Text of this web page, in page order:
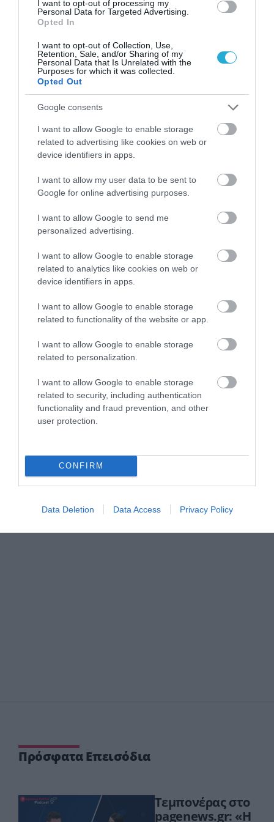
I want to opt-out of processing my
Personal Data for Targeted Advertising.
Opted In
I want to opt-out of Collection, Use,
Retention, Sale, and/or Sharing of my
Personal Data that Is Unrelated with the
Purposes for which it was collected.
Opted Out
Google consents
I want to allow Google to enable storage
related to advertising like cookies on web or
device identifiers in apps.
I want to allow my user data to be sent to
Google for online advertising purposes.
I want to allow Google to send me
personalized advertising.
I want to allow Google to enable storage
related to analytics like cookies on web or
device identifiers in apps.
I want to allow Google to enable storage
related to functionality of the website or app.
I want to allow Google to enable storage
related to personalization.
I want to allow Google to enable storage
related to security, including authentication
functionality and fraud prevention, and other
user protection.
CONFIRM
Data Deletion Data Access Privacy Policy
PODCASTS
Μπαλατσούκας pagenews.gr:«Η κυβέρνηση θυμάται τους
πυροσβέστες όταν τους λέει ήρωες–όχι όταν ζητούν
στήριξη»
Συνταγματική Αναθεώρηση και φορτώνει ευθύνες στη
Μυρτώ Κοροβέση στο pagenews.gr: «Η κοινωνία ζητά
διαφάνεια, όχι άλλα σκάνδαλα» – Τι λέει για τον ΟΠΕΚΕΠΕ
Πρόσφατα Επεισόδια
Τεμπονέρας στο
pagenews.gr: «Η